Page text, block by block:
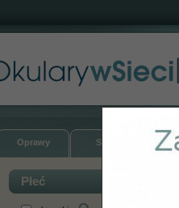
Oprawy Soczewki
Płeć